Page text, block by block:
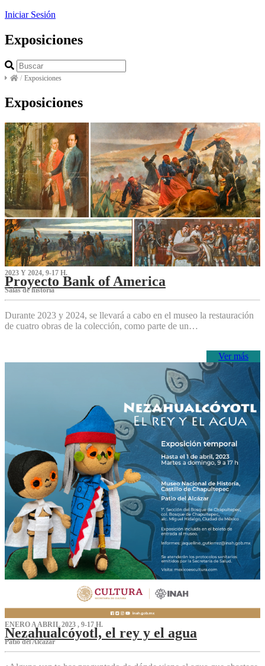
Iniciar Sesión
Exposiciones
/ Exposiciones
Exposiciones
2023 Y 2024, 9-17 H.
Proyecto Bank of America
S‌alas de historia
Durante 2023 y 2024, se llevará a cabo en el museo la restauración
de cuatro obras de la colección, como parte de un…
Ver más
ENERO A ABRIL 2023 , 9-17 H.
Nezahualcóyotl, el rey y el agua
Patio del Alcázar